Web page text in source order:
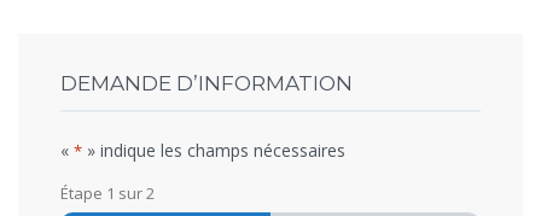
DEMANDE D’INFORMATION
« * » indique les champs nécessaires
Étape 1 sur2